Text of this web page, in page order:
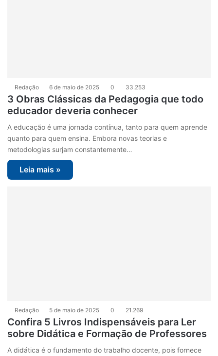
Redação 6 de maio de 2025 0 33.253
3 Obras Clássicas da Pedagogia que todo
educador deveria conhecer
A educação é uma jornada contínua, tanto para quem aprende
quanto para quem ensina. Embora novas teorias e
metodologias surjam constantemente…
Leia mais »
Redação 5 de maio de 2025 0 21.269
Confira 5 Livros Indispensáveis para Ler
sobre Didática e Formação de Professores
A didática é o fundamento do trabalho docente, pois fornece